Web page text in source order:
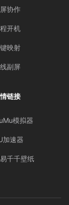
协作
开机
映射
副屏
链接
模拟器
加速器
千千壁纸